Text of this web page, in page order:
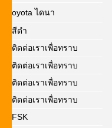
oyota ไดนา
สีดํา
ติดต่อเราเพื่อทราบ
ติดต่อเราเพื่อทราบ
ติดต่อเราเพื่อทราบ
ติดต่อเราเพื่อทราบ
FSK